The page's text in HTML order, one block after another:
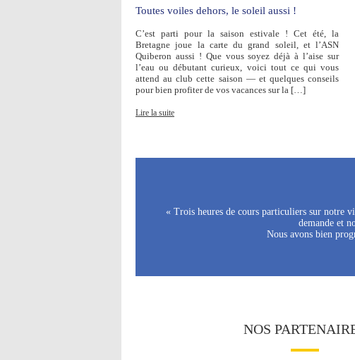
Toutes voiles dehors, le soleil aussi !
C’est parti pour la saison estivale ! Cet été, la
Bretagne joue la carte du grand soleil, et l’ASN
Quiberon aussi ! Que vous soyez déjà à l’aise sur
l’eau ou débutant curieux, voici tout ce qui vous
attend au club cette saison — et quelques conseils
pour bien profiter de vos vacances sur la […]
Lire la suite
« Trois heures de cours particuliers sur notre
demande et
Nous avons bien
NOS